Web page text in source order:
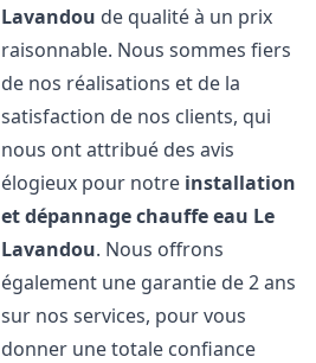
Lavandou de qualité à un prix
raisonnable. Nous sommes fiers
de nos réalisations et de la
satisfaction de nos clients, qui
nous ont attribué des avis
élogieux pour notre installation
et dépannage chauffe eau Le
Lavandou. Nous offrons
également une garantie de 2 ans
sur nos services, pour vous
donner une totale confiance